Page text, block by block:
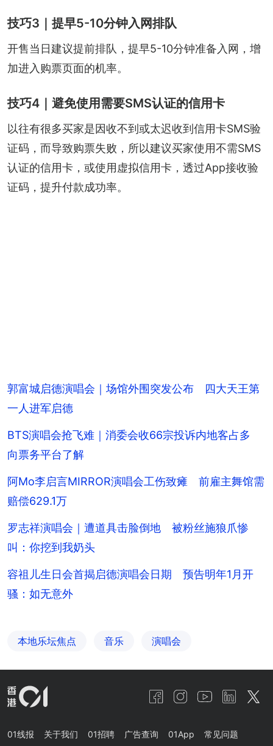
技巧3｜提早5-10分钟入网排队
开售当日建议提前排队，提早5-10分钟准备入网，增
加进入购票页面的机率。
技巧4｜避免使用需要SMS认证的信用卡
以往有很多买家是因收不到或太迟收到信用卡SMS验
证码，而导致购票失败，所以建议买家使用不需SMS
认证的信用卡，或使用虚拟信用卡，透过App接收验
证码，提升付款成功率。
郭富城启德演唱会｜场馆外围突发公布 四大天王第
一人进军启德
BTS演唱会抢飞难｜消委会收66宗投诉内地客占多
向票务平台了解
阿Mo李启言MIRROR演唱会工伤致瘫 前雇主舞馆需
赔偿629.1万
罗志祥演唱会｜遭道具击脸倒地 被粉丝施狼爪惨
叫：你挖到我奶头
容祖儿生日会首揭启德演唱会日期 预告明年1月开
骚：如无意外
本地乐坛焦点 音乐 演唱会
01线报 关于我们 01招聘 广告查询 01App 常见问题